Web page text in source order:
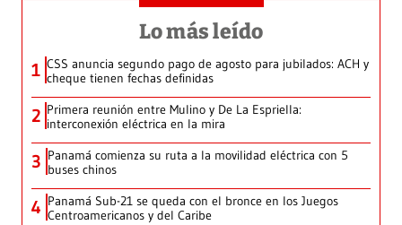
Lo más leído
1 CSS anuncia segundo pago de agosto para jubilados: ACH y
cheque tienen fechas definidas
2 Primera reunión entre Mulino y De La Espriella:
interconexión eléctrica en la mira
3 Panamá comienza su ruta a la movilidad eléctrica con 5
buses chinos
4 Panamá Sub-21 se queda con el bronce en los Juegos
Centroamericanos y del Caribe